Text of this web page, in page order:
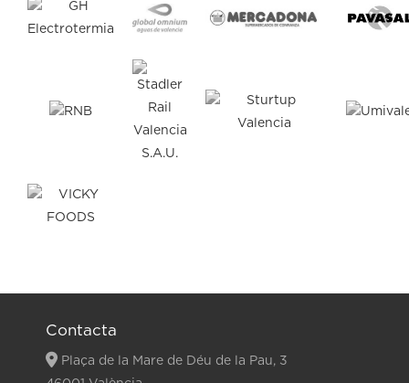
Contacta
Plaça de la Mare de Déu de la Pau, 3